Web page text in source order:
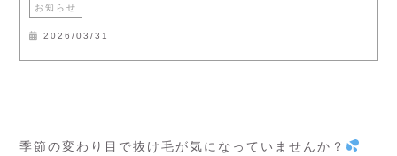
お知らせ
2026/03/31
季節の変わり目で抜け毛が気になっていませんか？